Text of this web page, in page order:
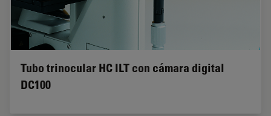
Tubo trinocular HC ILT con cámara digital
DC100